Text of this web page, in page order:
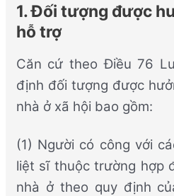
1. Đối tượng được
hỗ trợ
Căn cứ theo Điều 76
định đối tượng được
nhà ở xã hội bao gồm:
(1) Người có công với
liệt sĩ thuộc trường hợp
nhà ở theo quy định